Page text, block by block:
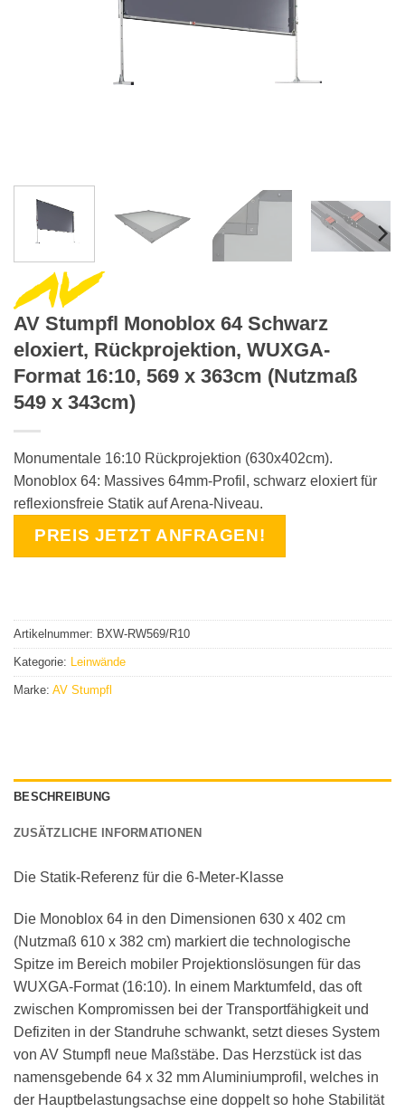
AV Stumpfl Monoblox 64 Schwarz
eloxiert, Rückprojektion, WUXGA-
Format 16:10, 569 x 363cm (Nutzmaß
549 x 343cm)
Monumentale 16:10 Rückprojektion (630x402cm).
Monoblox 64: Massives 64mm-Profil, schwarz eloxiert für
reflexionsfreie Statik auf Arena-Niveau.
PREIS JETZT ANFRAGEN!
Artikelnummer: BXW-RW569/R10
Kategorie: Leinwände
Marke: AV Stumpfl
BESCHREIBUNG
ZUSÄTZLICHE INFORMATIONEN
Die Statik-Referenz für die 6-Meter-Klasse
Die Monoblox 64 in den Dimensionen 630 x 402 cm
(Nutzmaß 610 x 382 cm) markiert die technologische
Spitze im Bereich mobiler Projektionslösungen für das
WUXGA-Format (16:10). In einem Marktumfeld, das oft
zwischen Kompromissen bei der Transportfähigkeit und
Defiziten in der Standruhe schwankt, setzt dieses System
von AV Stumpfl neue Maßstäbe. Das Herzstück ist das
namensgebende 64 x 32 mm Aluminiumprofil, welches in
der Hauptbelastungsachse eine doppelt so hohe Stabilität